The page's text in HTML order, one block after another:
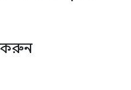
করুন